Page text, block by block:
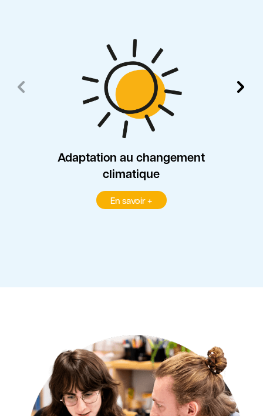
Adaptation au changement
climatique
En savoir +